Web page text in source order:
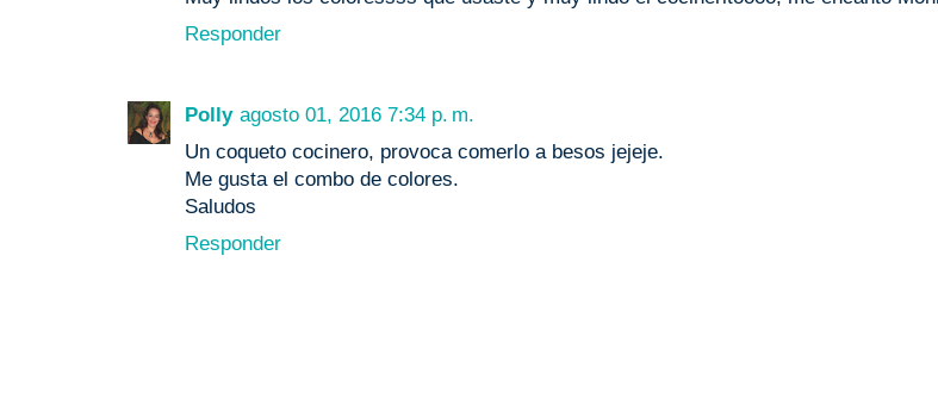
Responder
Polly agosto 01, 2016 7:34 p. m.
Un coqueto cocinero, provoca comerlo a besos jejeje.
Me gusta el combo de colores.
Saludos
Responder